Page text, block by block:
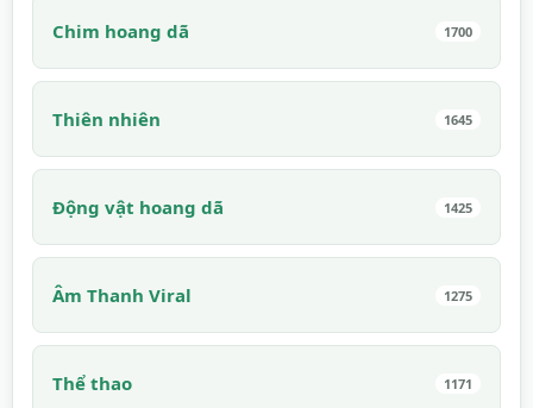
Chim hoang dã 1700
Thiên nhiên 1645
Động vật hoang dã 1425
Âm Thanh Viral 1275
Thể thao 1171